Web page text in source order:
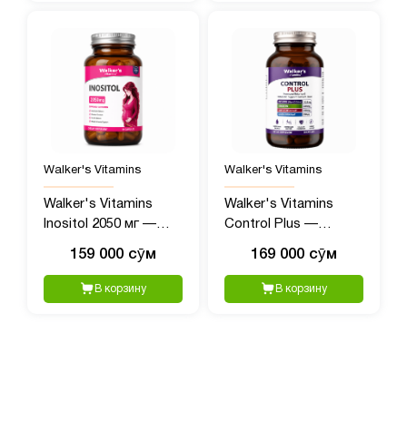
Walker's Vitamins
Walker's Vitamins
Inositol 2050 мг —
женского здоровья,
90 капсул
159 000 сӯм
В корзину
Walker's Vitamins
Walker's Vitamins
Control Plus —
гормонального
баланса и
метаболизма, 90
169 000 сӯм
В корзину